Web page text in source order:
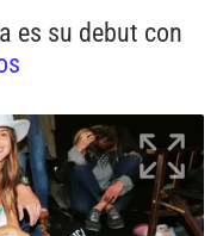
es su debut con